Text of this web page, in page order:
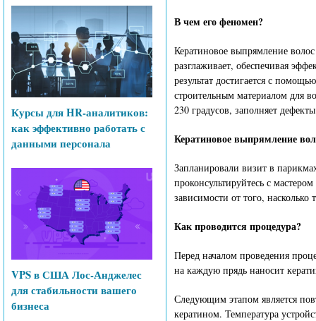
Курсы для HR-аналитиков:
как эффективно работать с
данными персонала
VPS в США Лос-Анджелес
для стабильности вашего
бизнеса
В чем его феномен?
Кератиновое выпрямление
разглаживает, обеспечивая
результат достигается с
строительным материалом для
230 градусов, заполняет
Кератиновое выпрямление
Запланировали визит в
проконсультируйтесь с
зависимости от того,
Как проводится процедура?
Перед началом проведения
на каждую прядь наносит
Следующим этапом является
кератином. Температура